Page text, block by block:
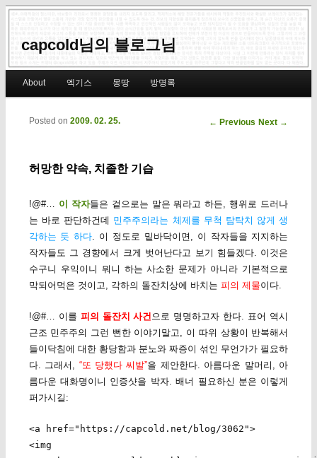
capcold님의 블로그님
Skip to primary content
Skip to secondary content
About 엑기스 몽땅 방명록
Post navigation
← Previous Next →
허망한 약속, 치졸한 기습
Posted on 2009. 02. 25.
!@#… 이 작자들은 겉으로는 말은 뭐라고 하든, 행위로 드러나
는 바로 판단하건데 민주주의라는 체제를 무척 탐탁치 않게 생
각하는 듯 하다 . 이 정도로 밑바닥이면, 이 작자들을 지지하는
작자들도 그 경향에서 크게 벗어난다고 보기 힘들겠다. 이것은
수구니 우익이니 뭐니 하는 사소한 문제가 아니라 기본적으로
막되어먹은 것이고, 각하의 돌잔치상에 바치는 피의 제물이다.
!@#… 이를 피의 돌잔치 사건 으로 명명하고자 한다. 표어 역시
근조 민주주의 그런 뻔한 이야기말고, 이 따위 상황이 반복해서
들이닥침에 대한 황당함과 분노와 짜증이 섞인 무언가가 필요하
다. 그래서, “또 당했다 씨발”을 제안한다. 아름다운 말머리, 아
름다운 대화명이니 인증샷을 박자. 배너 필요하신 분은 이렇게
퍼가시길:
<a href="https://capcold.net/blog/3062">
<img